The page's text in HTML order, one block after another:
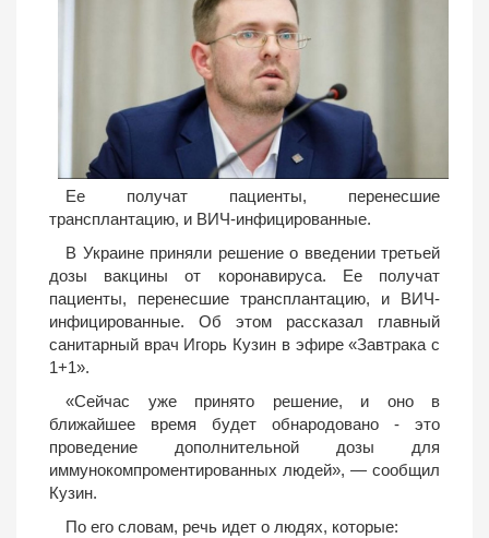
Ее получат пациенты, перенесшие
трансплантацию, и ВИЧ-инфицированные.
В Украине приняли решение о введении третьей
дозы вакцины от коронавируса. Ее получат
пациенты, перенесшие трансплантацию, и ВИЧ-
инфицированные. Об этом рассказал главный
санитарный врач Игорь Кузин в эфире «Завтрака с
1+1».
«Сейчас уже принято решение, и оно в
ближайшее время будет обнародовано - это
проведение дополнительной дозы для
иммунокомпроментированных людей», — сообщил
Кузин.
По его словам, речь идет о людях, которые: